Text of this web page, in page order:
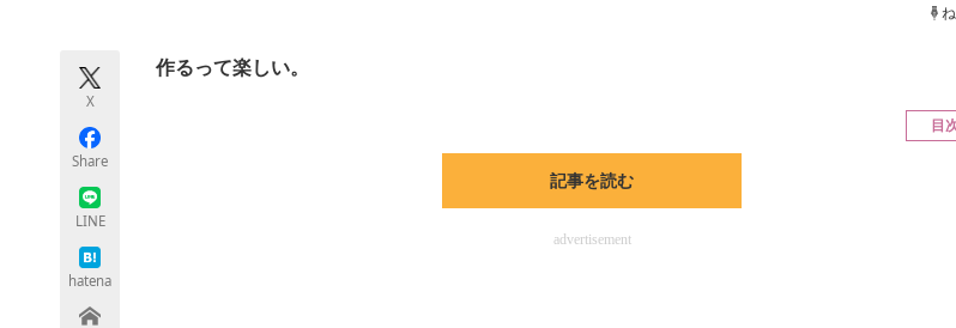
X
Share
LINE
hatena
作るって楽しい。
目
記事を読む
advertisement